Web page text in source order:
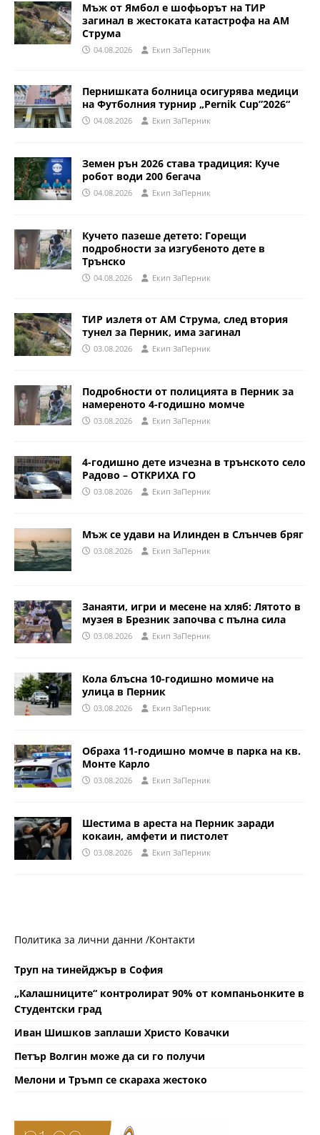
Мъж от Ямбол е шофьорът на ТИР
загинал в жестоката катастрофа на АМ
Струма
04.08.2026 Eкип ЗаПерник
Пернишката болница осигурява медици
на Футболния турнир „Pernik Cup”2026“
04.08.2026 Eкип ЗаПерник
Земен рън 2026 става традиция: Куче
робот води 200 бегача
04.08.2026 Eкип ЗаПерник
Кучето пазеше детето: Горещи
подробности за изгубеното дете в
Трънско
04.08.2026 Eкип ЗаПерник
ТИР излетя от АМ Струма, след втория
тунел за Перник, има загинал
03.08.2026 Eкип ЗаПерник
Подробности от полицията в Перник за
намереното 4-годишно момче
03.08.2026 Eкип ЗаПерник
4-годишно дете изчезна в трънското село
Радово – ОТКРИХА ГО
03.08.2026 Eкип ЗаПерник
Мъж се удави на Илинден в Слънчев бряг
03.08.2026 Eкип ЗаПерник
Занаяти, игри и месене на хляб: Лятото в
музея в Брезник започва с пълна сила
03.08.2026 Eкип ЗаПерник
Кола блъсна 10-годишно момиче на
улица в Перник
03.08.2026 Eкип ЗаПерник
Обраха 11-годишно момче в парка на кв.
Монте Карло
03.08.2026 Eкип ЗаПерник
Шестима в ареста на Перник заради
кокаин, амфети и пистолет
03.08.2026 Eкип ЗаПерник
Политика за лични данни /Контакти
Труп на тинейджър в София
„Калашниците“ контролират 90% от компаньонките в
Студентски град
Иван Шишков заплаши Христо Ковачки
Петър Волгин може да си го получи
Мелони и Тръмп се скараха жестоко